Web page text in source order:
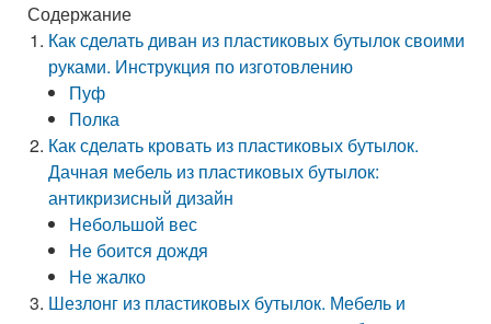
Содержание
Как сделать диван из пластиковых бутылок своими
руками. Инструкция по изготовлению
Пуф
Полка
Как сделать кровать из пластиковых бутылок.
Дачная мебель из пластиковых бутылок:
антикризисный дизайн
Небольшой вес
Не боится дождя
Не жалко
Шезлонг из пластиковых бутылок. Мебель и